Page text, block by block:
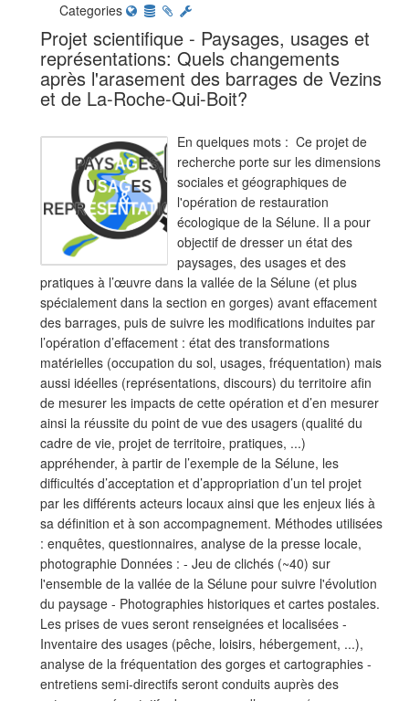
Categories
Projet scientifique - Paysages, usages et
représentations: Quels changements
après l'arasement des barrages de Vezins
et de La-Roche-Qui-Boit?
En quelques mots : Ce projet de
recherche porte sur les dimensions
sociales et géographiques de
l'opération de restauration
écologique de la Sélune. Il a pour
objectif de dresser un état des
paysages, des usages et des
pratiques à l’œuvre dans la vallée de la Sélune (et plus
spécialement dans la section en gorges) avant effacement
des barrages, puis de suivre les modifications induites par
l’opération d’effacement : état des transformations
matérielles (occupation du sol, usages, fréquentation) mais
aussi idéelles (représentations, discours) du territoire afin
de mesurer les impacts de cette opération et d’en mesurer
ainsi la réussite du point de vue des usagers (qualité du
cadre de vie, projet de territoire, pratiques, ...)
appréhender, à partir de l’exemple de la Sélune, les
difficultés d’acceptation et d’appropriation d’un tel projet
par les différents acteurs locaux ainsi que les enjeux liés à
sa définition et à son accompagnement. Méthodes utilisées
: enquêtes, questionnaires, analyse de la presse locale,
photographie Données : - Jeu de clichés (~40) sur
l'ensemble de la vallée de la Sélune pour suivre l'évolution
du paysage - Photographies historiques et cartes postales.
Les prises de vues seront renseignées et localisées -
Inventaire des usages (pêche, loisirs, hébergement, ...),
analyse de la fréquentation des gorges et cartographies -
entretiens semi-directifs seront conduits auprès des